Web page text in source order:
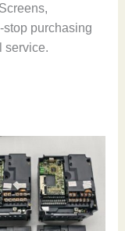
stop purchasing
service.